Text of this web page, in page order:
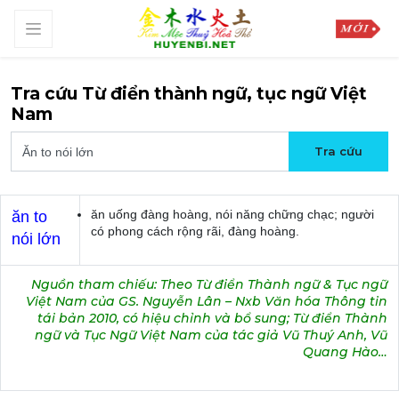
Tra cứu Từ điển thành ngữ, tục ngữ Việt
Nam
ăn to
nói lớn
ăn uống đàng hoàng, nói năng chững chạc; người
có phong cách rộng rãi, đàng hoàng.
Nguồn tham chiếu: Theo Từ điển Thành ngữ & Tục ngữ
Việt Nam của GS. Nguyễn Lân – Nxb Văn hóa Thông tin
tái bản 2010, có hiệu chỉnh và bổ sung; Từ điển Thành
ngữ và Tục Ngữ Việt Nam của tác giả Vũ Thuý Anh, Vũ
Quang Hào…